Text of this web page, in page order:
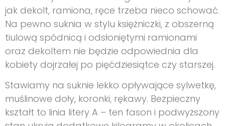
jak dekolt, ramiona, ręce trzeba nieco schować.
Na pewno suknia w stylu księżniczki, z obszerną
tiulową spódnicą i odsłoniętymi ramionami
oraz dekoltem nie będzie odpowiednia dla
kobiety dojrzałej po pięćdziesiątce czy starszej.
Stawiamy na suknie lekko opływające sylwetkę,
muślinowe doły, koronki, rękawy. Bezpieczny
kształt to linia litery A – ten fason i podwyższony